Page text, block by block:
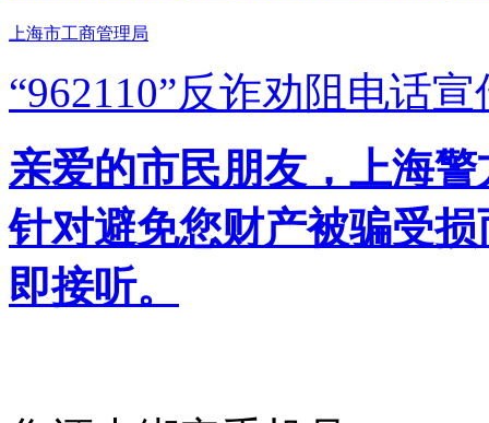
上海市工商管理局
“962110”反诈劝阻电话宣
亲爱的市民朋友，上海
针对避免您财产被骗受
即接听。